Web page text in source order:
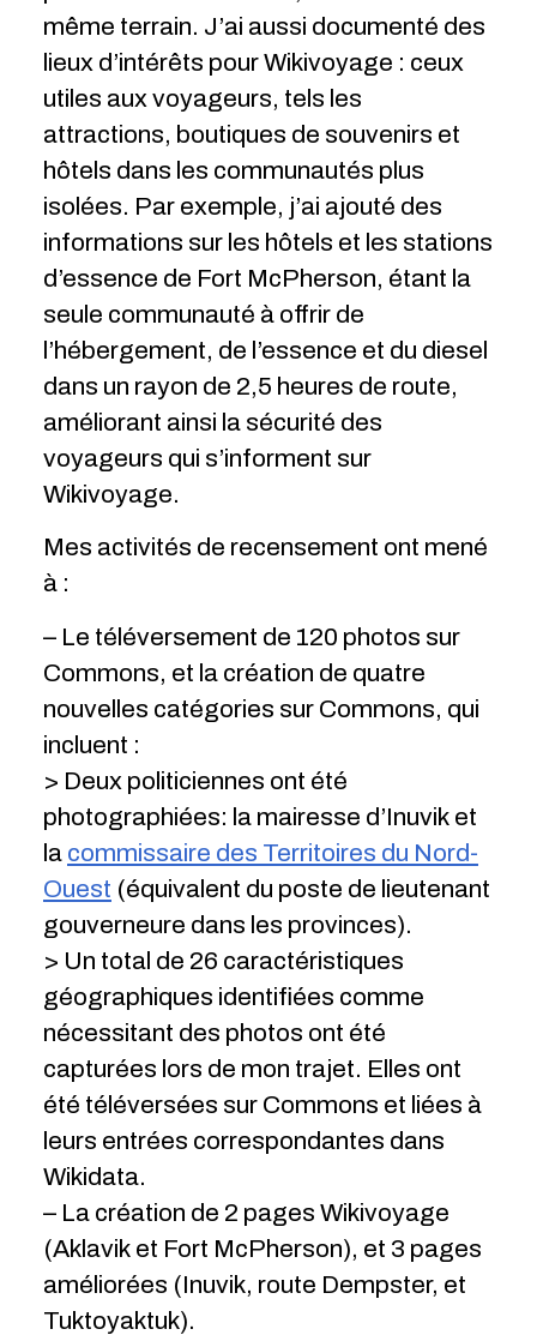
même terrain. J’ai aussi documenté des
lieux d’intérêts pour Wikivoyage : ceux
utiles aux voyageurs, tels les
attractions, boutiques de souvenirs et
hôtels dans les communautés plus
isolées. Par exemple, j’ai ajouté des
informations sur les hôtels et les stations
d’essence de Fort McPherson, étant la
seule communauté à offrir de
l’hébergement, de l’essence et du diesel
dans un rayon de 2,5 heures de route,
améliorant ainsi la sécurité des
voyageurs qui s’informent sur
Wikivoyage.
Mes activités de recensement ont mené
à :
– Le téléversement de 120 photos sur
Commons, et la création de quatre
nouvelles catégories sur Commons, qui
incluent :
> Deux politiciennes ont été
photographiées: la mairesse d’Inuvik et
la commissaire des Territoires du Nord-
Ouest (équivalent du poste de lieutenant
gouverneure dans les provinces).
> Un total de 26 caractéristiques
géographiques identifiées comme
nécessitant des photos ont été
capturées lors de mon trajet. Elles ont
été téléversées sur Commons et liées à
leurs entrées correspondantes dans
Wikidata.
– La création de 2 pages Wikivoyage
(Aklavik et Fort McPherson), et 3 pages
améliorées (Inuvik, route Dempster, et
Tuktoyaktuk).